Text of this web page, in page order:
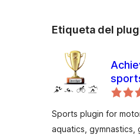
Etiqueta del
Sports plugin for
aquatics, gymnastics,